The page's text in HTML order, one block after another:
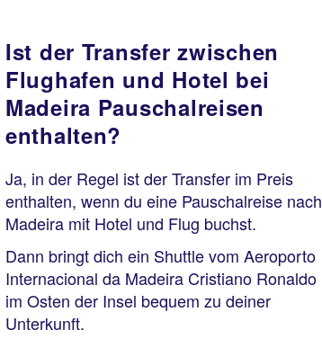
Ist der Transfer zwischen
Flughafen und Hotel bei
Madeira Pauschalreisen
enthalten?
Ja, in der Regel ist der Transfer im Preis
enthalten, wenn du eine Pauschalreise nach
Madeira mit Hotel und Flug buchst.
Dann bringt dich ein Shuttle vom Aeroporto
Internacional da Madeira Cristiano Ronaldo
im Osten der Insel bequem zu deiner
Unterkunft.